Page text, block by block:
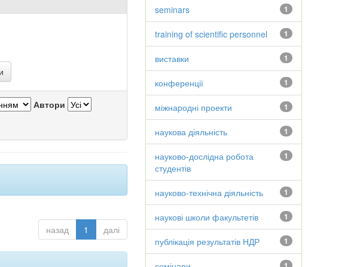
Автори
назад 1 далі
1
seminars
1
training of scientific personnel
1
виставки
1
конференції
1
міжнародні проекти
1
наукова діяльність
1
науково-дослідна робота
студентів
1
науково-технічна діяльність
1
наукові школи факультетів
1
публікація результатів НДР